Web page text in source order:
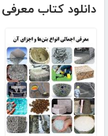
دانلود کتاب